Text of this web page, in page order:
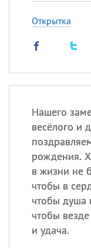
Открытка
Нашего
весёлого и
рождения.
в жизни не
чтобы в
чтобы душа
чтобы
и удача.